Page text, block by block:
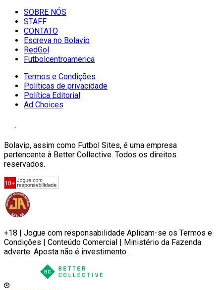
SOBRE NÓS
STAFF
CONTATO
Escreva no Bolavip
RedGol
Futbolcentroamerica
Termos e Condições
Políticas de privacidade
Política Editorial
Ad Choices
Bolavip, assim como Futbol Sites, é uma empresa
pertencente à Better Collective. Todos os direitos
reservados.
+18 | Jogue com responsabilidade Aplicam-se os Termos e
Condições | Conteúdo Comercial | Ministério da Fazenda
adverte: Aposta não é investimento.